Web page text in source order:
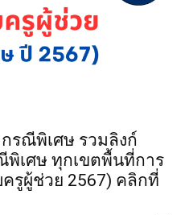
รณีพิเศษ รวมลิงก์
เศษ ทุกเขตพื้นที่การ
รูผู้ช่วย 2567) คลิกที่